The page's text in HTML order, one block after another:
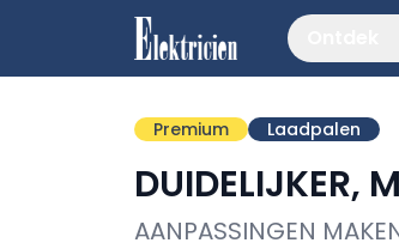
Premium Laadpalen
DUIDELIJKER,
AANPASSINGEN